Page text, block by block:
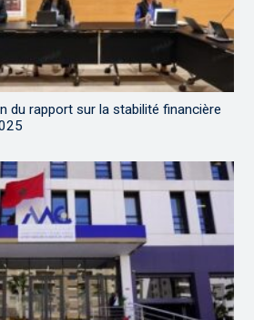
du rapport sur la stabilité financière